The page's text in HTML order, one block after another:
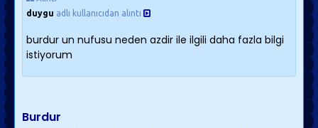
duygu adlı kullanıcıdan alıntı
burdur un nufusu neden azdir ile ilgili daha fazla bilgi
istiyorum
Burdur